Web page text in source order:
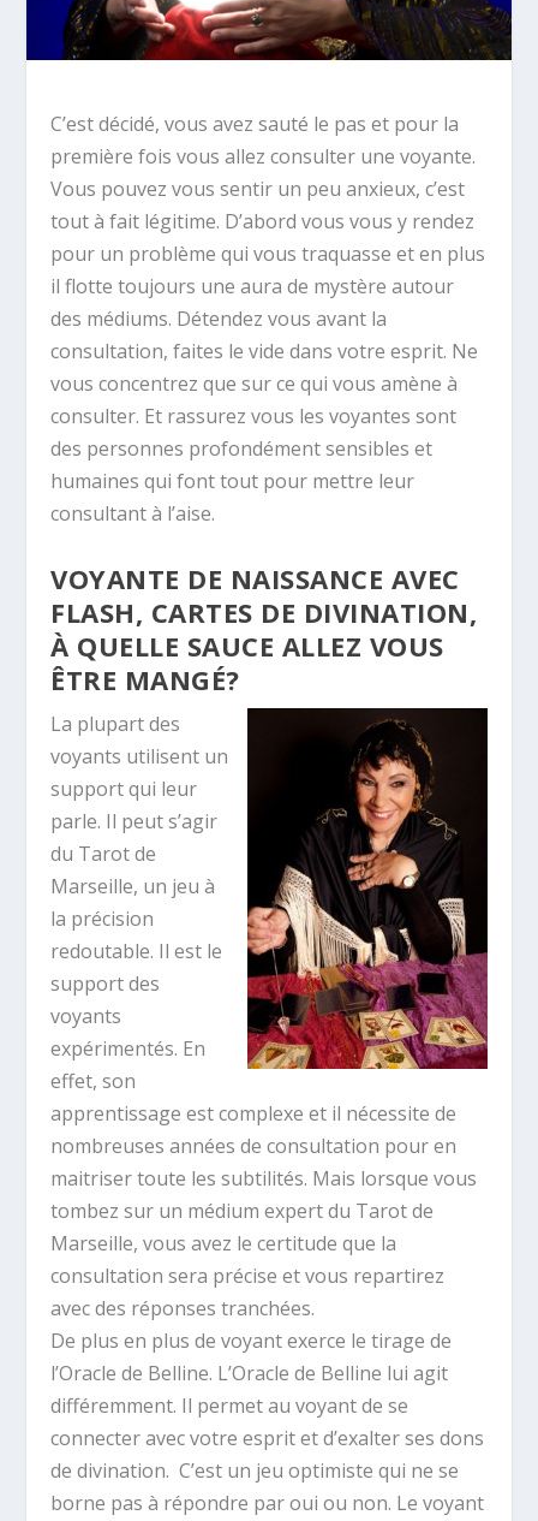
C’est décidé, vous avez sauté le pas et pour la
première fois vous allez consulter une voyante.
Vous pouvez vous sentir un peu anxieux, c’est
tout à fait légitime. D’abord vous vous y rendez
pour un problème qui vous traquasse et en plus
il flotte toujours une aura de mystère autour
des médiums. Détendez vous avant la
consultation, faites le vide dans votre esprit. Ne
vous concentrez que sur ce qui vous amène à
consulter. Et rassurez vous les voyantes sont
des personnes profondément sensibles et
humaines qui font tout pour mettre leur
consultant à l’aise.
VOYANTE DE NAISSANCE AVEC
FLASH, CARTES DE DIVINATION,
À QUELLE SAUCE ALLEZ VOUS
ÊTRE MANGÉ?
La plupart des
voyants utilisent un
support qui leur
parle. Il peut s’agir
du Tarot de
Marseille, un jeu à
la précision
redoutable. Il est le
support des
voyants
expérimentés. En
effet, son
apprentissage est complexe et il nécessite de
nombreuses années de consultation pour en
maitriser toute les subtilités. Mais lorsque vous
tombez sur un médium expert du Tarot de
Marseille, vous avez le certitude que la
consultation sera précise et vous repartirez
avec des réponses tranchées.
De plus en plus de voyant exerce le tirage de
l’Oracle de Belline. L’Oracle de Belline lui agit
différemment. Il permet au voyant de se
connecter avec votre esprit et d’exalter ses dons
de divination. C’est un jeu optimiste qui ne se
borne pas à répondre par oui ou non. Le voyant